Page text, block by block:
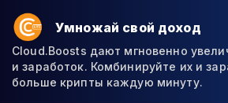
Умножай свой доход
Cloud.Boosts дают мгновенно
и заработок. Комбинируйте их и
больше крипты каждую минуту.